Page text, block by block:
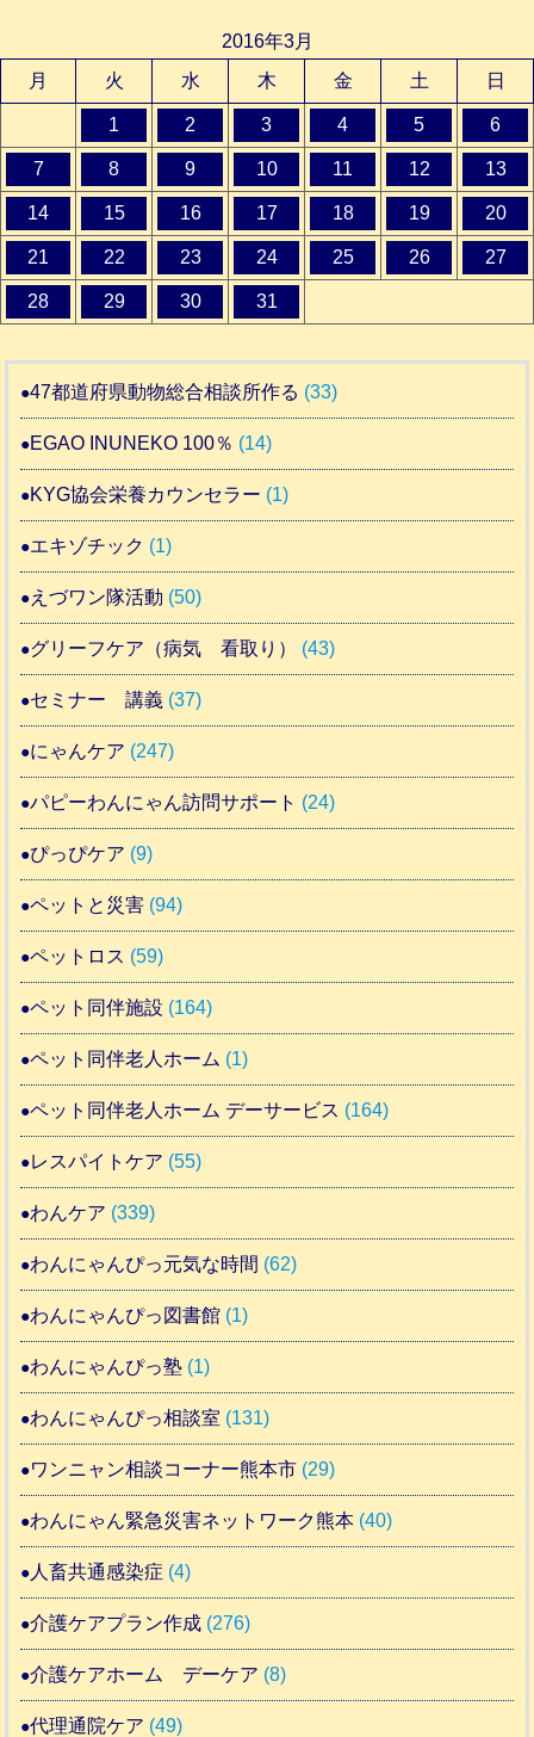
2016年3月
月
火 水 木 金 土 日
1 2 3 4 5 6
7 8 9 10 11 12 13
14 15 16 17 18 19 20
21 22 23 24 25 26 27
28 29 30 31
47都道府県動物総合相談所作る (33)
EGAO INUNEKO 100％ (14)
KYG協会栄養カウンセラー (1)
エキゾチック (1)
えづワン隊活動 (50)
グリーフケア（病気 看取り） (43)
セミナー 講義 (37)
にゃんケア (247)
パピーわんにゃん訪問サポート (24)
ぴっぴケア (9)
ペットと災害 (94)
ペットロス (59)
ペット同伴施設 (164)
ペット同伴老人ホーム (1)
ペット同伴老人ホーム デーサービス (164)
レスパイトケア (55)
わんケア (339)
わんにゃんぴっ元気な時間 (62)
わんにゃんぴっ図書館 (1)
わんにゃんぴっ塾 (1)
わんにゃんぴっ相談室 (131)
ワンニャン相談コーナー熊本市 (29)
わんにゃん緊急災害ネットワーク熊本 (40)
人畜共通感染症 (4)
介護ケアプラン作成 (276)
介護ケアホーム デーケア (8)
代理通院ケア (49)